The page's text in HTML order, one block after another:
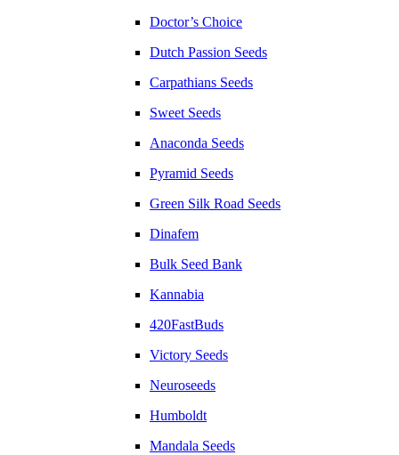
Doctor’s Choice
Dutch Passion Seeds
Carpathians Seeds
Sweet Seeds
Anaconda Seeds
Pyramid Seeds
Green Silk Road Seeds
Dinafem
Bulk Seed Bank
Kannabia
420FastBuds
Victory Seeds
Neuroseeds
Humboldt
Mandala Seeds